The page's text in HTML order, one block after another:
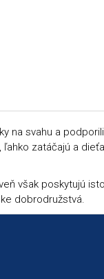
na svahu a
zatáčajú a
však poskytujú
dobrodružstvá.